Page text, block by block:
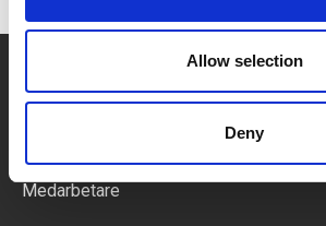
Allow selection
Deny
Mål och strategi
Styrelse och ledande befattningshavare
Medarbetare